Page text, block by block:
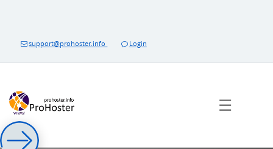
support@prohoster.info Login
☰